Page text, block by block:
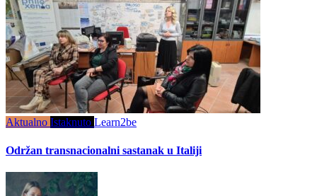
Aktualno Istaknuto Learn2be
Održan transnacionalni sastanak u Italiji